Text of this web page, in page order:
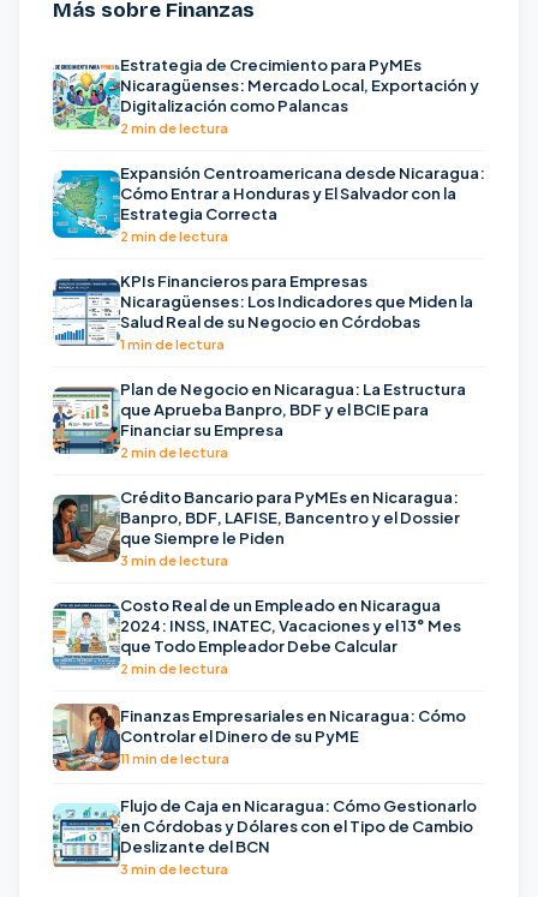
Más sobre Finanzas
Estrategia de Crecimiento para PyMEs
Nicaragüenses: Mercado Local, Exportación y
Digitalización como Palancas
2 min de lectura
Expansión Centroamericana desde Nicaragua:
Cómo Entrar a Honduras y El Salvador con la
Estrategia Correcta
2 min de lectura
KPIs Financieros para Empresas
Nicaragüenses: Los Indicadores que Miden la
Salud Real de su Negocio en Córdobas
1 min de lectura
Plan de Negocio en Nicaragua: La Estructura
que Aprueba Banpro, BDF y el BCIE para
Financiar su Empresa
2 min de lectura
Crédito Bancario para PyMEs en Nicaragua:
Banpro, BDF, LAFISE, Bancentro y el Dossier
que Siempre le Piden
3 min de lectura
Costo Real de un Empleado en Nicaragua
2024: INSS, INATEC, Vacaciones y el 13° Mes
que Todo Empleador Debe Calcular
2 min de lectura
Finanzas Empresariales en Nicaragua: Cómo
Controlar el Dinero de su PyME
11 min de lectura
Flujo de Caja en Nicaragua: Cómo Gestionarlo
en Córdobas y Dólares con el Tipo de Cambio
Deslizante del BCN
3 min de lectura